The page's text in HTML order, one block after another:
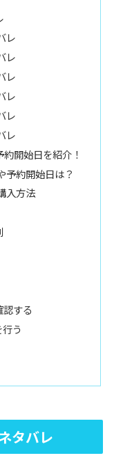
レ
レ
レ
レ
レ
レ
開始日を紹介！
予約開始日は？
入方法
する
う
タバレ